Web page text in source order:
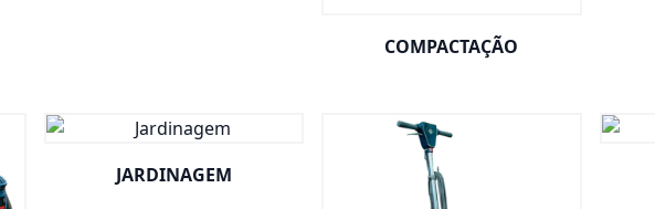
COMPACTAÇÃO
JARDINAGEM